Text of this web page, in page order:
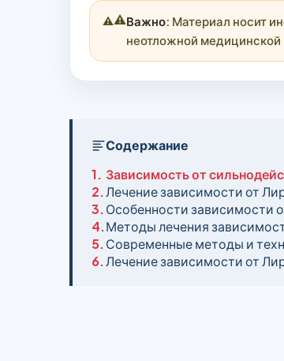
⚠️Важно: Материал носит
неотложной
Содержание
1. Зависимость от
2.Лечение зависимости от
3.Особенности зависимости
4.Методы лечения
5.Современные методы и
6.Лечение зависимости от